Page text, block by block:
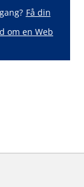
Få din
om en Web